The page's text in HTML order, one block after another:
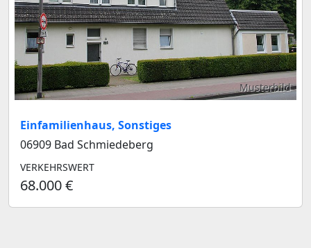
Musterbild
Einfamilienhaus, Sonstiges
06909 Bad Schmiedeberg
VERKEHRSWERT
68.000 €